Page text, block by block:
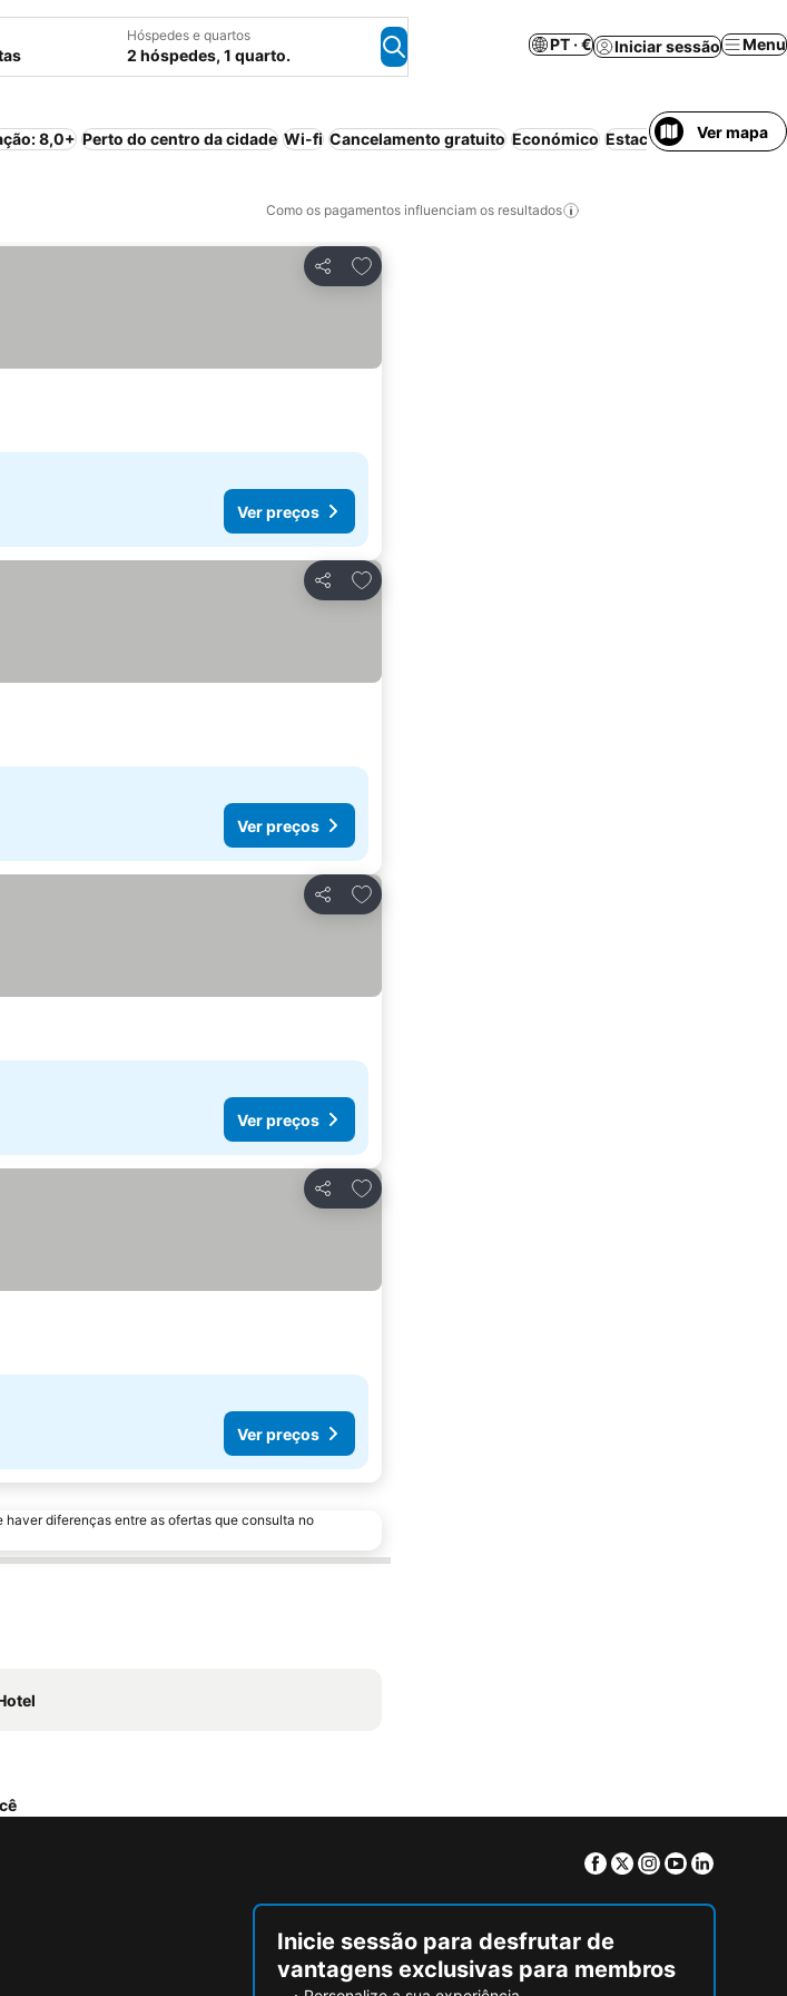
Hóspedes e quartos
2 hóspedes, 1 quarto.
PT · € Iniciar sessão Menu
8,0+ Perto do centro da cidade Wi-fi Cancelamento gratuito Económico EstacionamentoVer mapa
Como os pagamentos influenciam os resultados
Partilhar
Adicionar aos favoritos
Ver preços
Partilhar
Adicionar aos favoritos
Ver preços
Partilhar
Adicionar aos favoritos
Ver preços
Partilhar
Adicionar aos favoritos
Ver preços
diferenças entre as ofertas que consulta no
Facebook
TwitterInstagram
Youtube
Inicie sessão para desfrutar de
vantagens exclusivas para membros